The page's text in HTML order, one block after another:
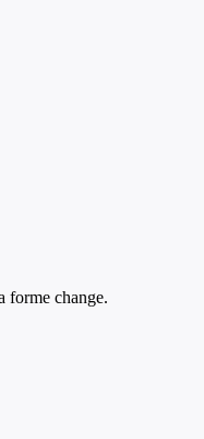
forme change.